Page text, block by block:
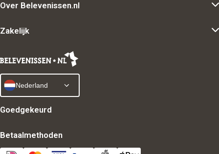
Over Belevenissen.nl
Zakelijk
Nederland
Goedgekeurd
Betaalmethoden